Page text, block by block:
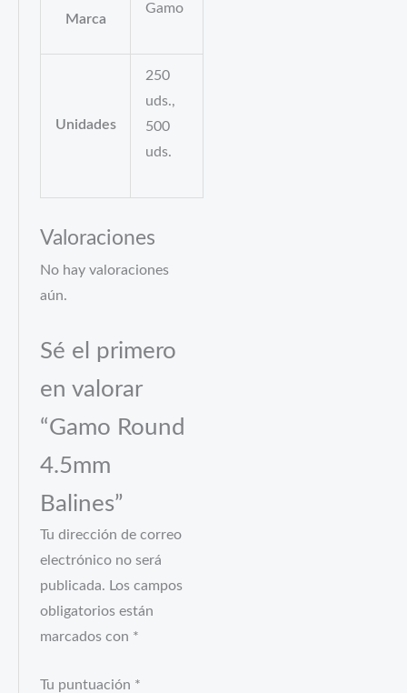
Marca
Gamo
Unidades
250
uds.,
500
uds.
Valoraciones
No hay valoraciones
aún.
Sé el primero
en valorar
“Gamo Round
4.5mm
Balines”
Tu dirección de correo
electrónico no será
publicada. Los campos
obligatorios están
marcados con *
Tu puntuación *